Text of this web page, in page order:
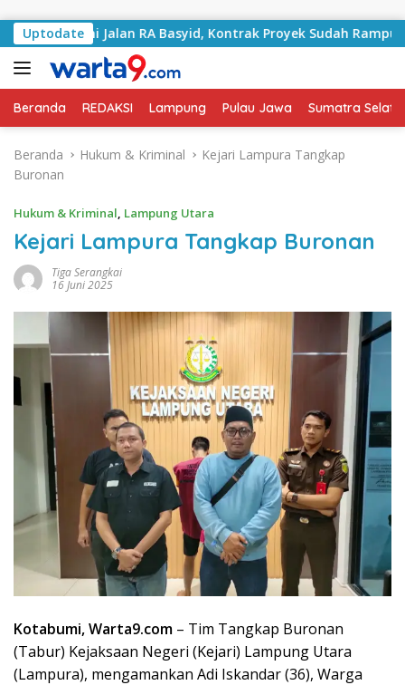
Uptodate
Jalan RA Basyid, Kontrak Proyek Sudah Rampung
Beranda REDAKSI Lampung Pulau Jawa Sumatra
Beranda Hukum & Kriminal
Kejari Lampura Tangkap
Buronan
Hukum & Kriminal, Lampung Utara
Kejari Lampura Tangkap Buronan
Tiga Serangkai
16 Juni 2025
Kotabumi, Warta9.com – Tim Tangkap Buronan
(Tabur) Kejaksaan Negeri (Kejari) Lampung Utara
(Lampura), mengamankan Adi Iskandar (36), Warga